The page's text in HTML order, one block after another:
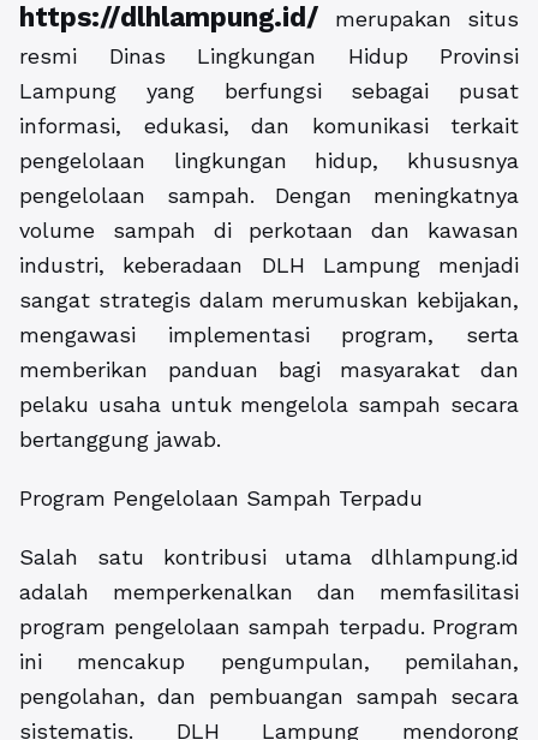
https://dlhlampung.id/ merupakan situs
resmi Dinas Lingkungan Hidup Provinsi
Lampung yang berfungsi sebagai pusat
informasi, edukasi, dan komunikasi terkait
pengelolaan lingkungan hidup, khususnya
pengelolaan sampah. Dengan meningkatnya
volume sampah di perkotaan dan kawasan
industri, keberadaan DLH Lampung menjadi
sangat strategis dalam merumuskan kebijakan,
mengawasi implementasi program, serta
memberikan panduan bagi masyarakat dan
pelaku usaha untuk mengelola sampah secara
bertanggung jawab.
Program Pengelolaan Sampah Terpadu
Salah satu kontribusi utama dlhlampung.id
adalah memperkenalkan dan memfasilitasi
program pengelolaan sampah terpadu. Program
ini mencakup pengumpulan, pemilahan,
pengolahan, dan pembuangan sampah secara
sistematis. DLH Lampung mendorong